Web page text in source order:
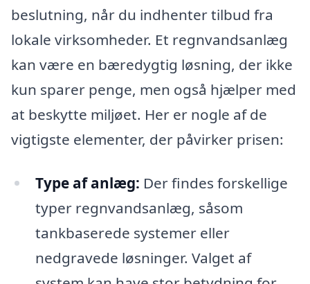
beslutning, når du indhenter tilbud fra
lokale virksomheder. Et regnvandsanlæg
kan være en bæredygtig løsning, der ikke
kun sparer penge, men også hjælper med
at beskytte miljøet. Her er nogle af de
vigtigste elementer, der påvirker prisen:
Type af anlæg: Der findes forskellige
typer regnvandsanlæg, såsom
tankbaserede systemer eller
nedgravede løsninger. Valget af